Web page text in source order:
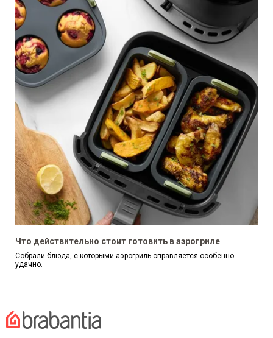
Что действительно стоит готовить в аэрогриле
Собрали блюда, с которыми аэрогриль справляется особенно
удачно.